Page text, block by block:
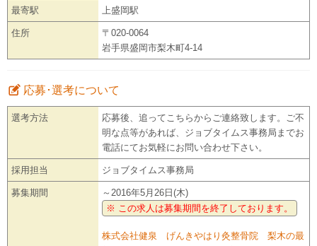
最寄駅 上盛岡駅
住所
〒020-0064
岩手県盛岡市梨木町4-14
応募･選考について
選考方法
応募後、追ってこちらからご連絡致します。ご不
明な点等があれば、ジョブタイムス事務局までお
電話にてお気軽にお問い合わせ下さい。
採用担当 ジョブタイムス事務局
募集期間
～2016年5月26日(木)
※ この求人は募集期間を終了しております。
株式会社健泉 げんきやはり灸整骨院 梨木の最